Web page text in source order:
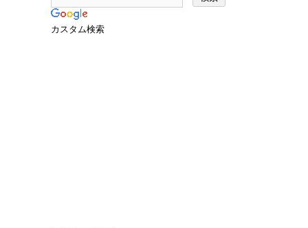
カスタム検索